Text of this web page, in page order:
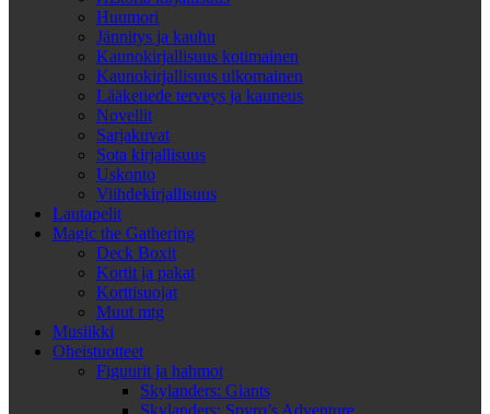
Huumori
Jännitys ja kauhu
Kaunokirjallisuus kotimainen
Kaunokirjallisuus ulkomainen
Lääketiede terveys ja kauneus
Novellit
Sarjakuvat
Sota kirjallisuus
Uskonto
Viihdekirjallisuus
Lautapelit
Magic the Gathering
Deck Boxit
Kortit ja pakat
Korttisuojat
Muut mtg
Musiikki
Oheistuotteet
Figuurit ja hahmot
Skylanders: Giants
Skylanders: Spyro’s Adventure